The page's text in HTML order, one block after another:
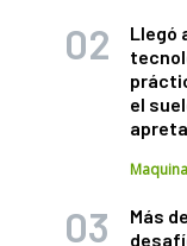
Llegó
el
Más